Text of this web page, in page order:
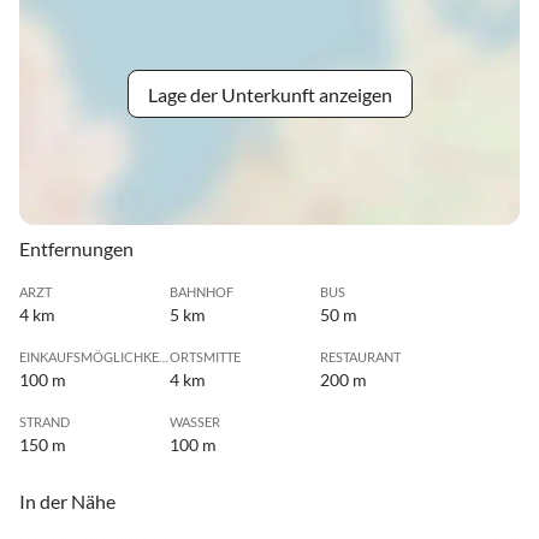
Lage der Unterkunft anzeigen
Entfernungen
ARZT
4 km
BAHNHOF
5 km
BUS
50 m
100 m
ORTSMITTE
4 km
RESTAURANT
200 m
STRAND
150 m
WASSER
100 m
In der Nähe